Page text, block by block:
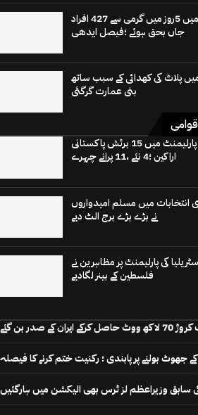
کراچی میں 5روز میں گرمی سے 427 افراد
جاں بحق ہوئے ؛فیصل ایدھی
پلاٹ کی کھدائی کے سبب ساتھ
بنی عمارت گرگئی
برطانوی پارلیمنٹ میں 15 برٹش پاکستانی
اراکین ؛4 نئے ،11 پرانے چہرے
ی انتخابات میں مسلم امیدواروں
نے بڑے بڑے برج الٹ دیے
کی پارلیمنٹ پر مظاہرین نے
فلسطین کے بینر لگادیے
کے صدر بن گئے
جھوٹ بولنے پر پابندی ؛ رکنیت ختم کرنے کا فیصلہ
کی سابق وزیراعظم لز ٹرس بھی الیکشن میں ہارگئیں